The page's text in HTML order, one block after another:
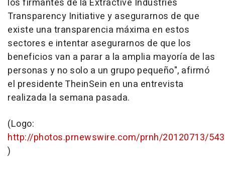
los firmantes de la Extractive Industries
Transparency Initiative y asegurarnos de que
existe una transparencia máxima en estos
sectores e intentar asegurarnos de que los
beneficios van a parar a la amplia mayoría de las
personas y no solo a un grupo pequeño", afirmó
el presidente TheinSein en una entrevista
realizada la semana pasada.
(Logo:
http://photos.prnewswire.com/prnh/20120713/
)